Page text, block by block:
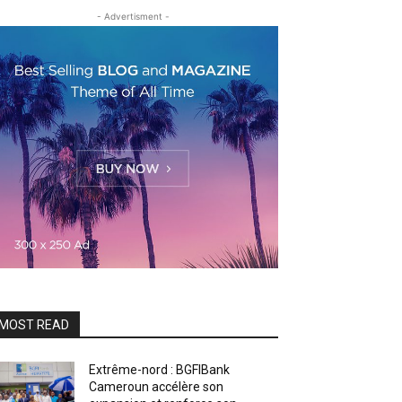
- Advertisment -
READ
Extrême-nord : BGFIBank
Cameroun accélère son